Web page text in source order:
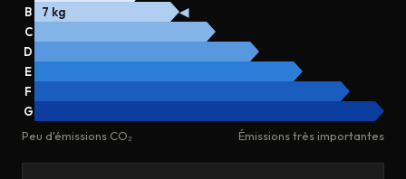
B
7 kg
◀
C
D
E
F
G
Peu d'émissions CO₂
Émissions très importantes